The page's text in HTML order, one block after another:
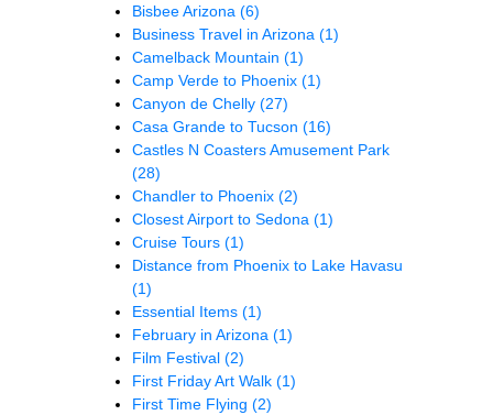
Bisbee Arizona (6)
Business Travel in Arizona (1)
Camelback Mountain (1)
Camp Verde to Phoenix (1)
Canyon de Chelly (27)
Casa Grande to Tucson (16)
Castles N Coasters Amusement Park
(28)
Chandler to Phoenix (2)
Closest Airport to Sedona (1)
Cruise Tours (1)
Distance from Phoenix to Lake Havasu
(1)
Essential Items (1)
February in Arizona (1)
Film Festival (2)
First Friday Art Walk (1)
First Time Flying (2)